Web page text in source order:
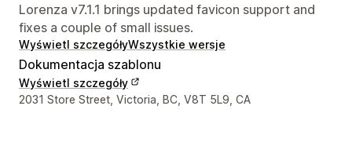
Lorenza v7.1.1 brings updated favicon support and
fixes a couple of small issues.
Wyświetl szczegółyWszystkie wersje
Dokumentacja szablonu
Wyświetl szczegóły
Dane kontaktowe projektanta
2031 Store Street, Victoria, BC, V8T 5L9, CA